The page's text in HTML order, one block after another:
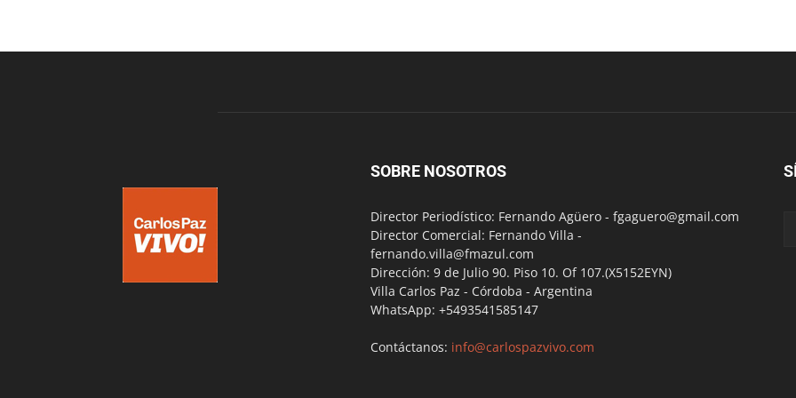
SOBRE NOSOTROS
Director Periodístico: Fernando Agüero - fgaguero@gmail.com
Director Comercial: Fernando Villa -
fernando.villa@fmazul.com
Dirección: 9 de Julio 90. Piso 10. Of 107.(X5152EYN)
Villa Carlos Paz - Córdoba - Argentina
WhatsApp: +5493541585147
Contáctanos: info@carlospazvivo.com